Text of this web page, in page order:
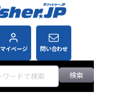
マイページ 問い合わせ
検索